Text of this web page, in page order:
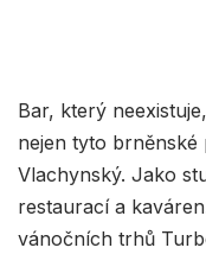
Bar, který
nejen tyto brněnské
Vlachynský. Jako
restaurací a
vánočních trhů